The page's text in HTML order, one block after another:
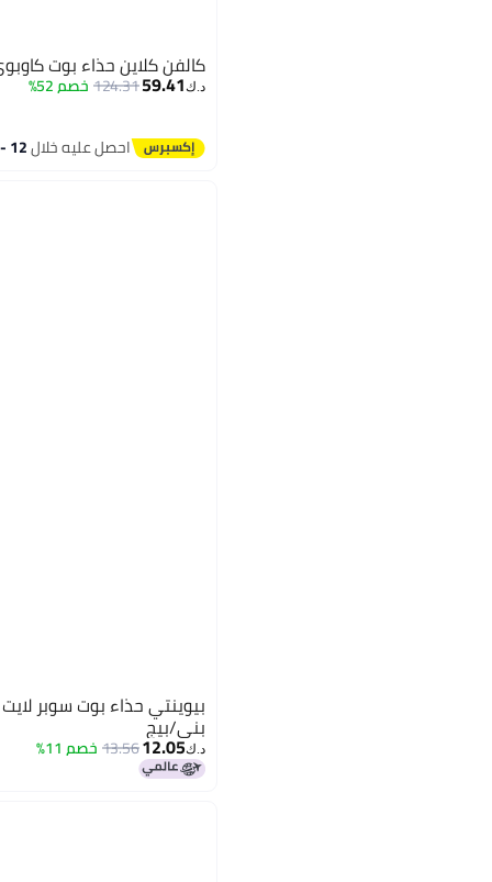
كالفن كلاين حذاء بوت
د.ك‏59.41
124.31خصم 52%
احصل عليه خلال12 - 13 اغسطس
بيوينتي حذاء بوت سوبر
بني/بيج
د.ك‏12.05
13.56خصم 11%